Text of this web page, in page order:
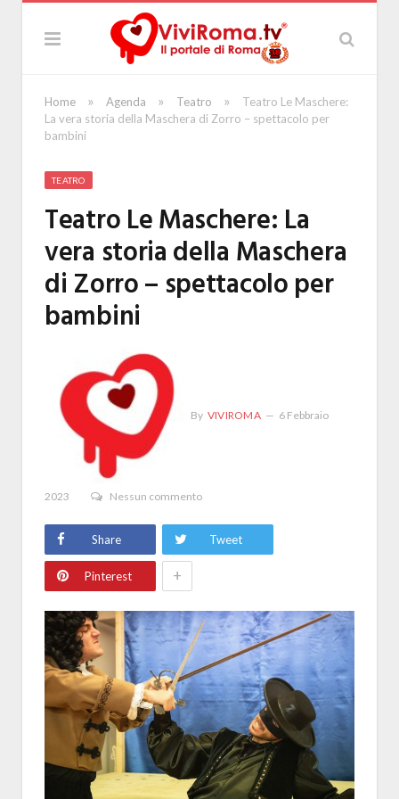
Home » Agenda » Teatro »
Teatro Le Maschere:
La vera storia della Maschera di Zorro – spettacolo per
bambini
TEATRO
Teatro Le Maschere: La
vera storia della Maschera
di Zorro – spettacolo per
bambini
By VIVIROMA 6 Febbraio
2023 Nessun commento
Share Tweet
Pinterest +